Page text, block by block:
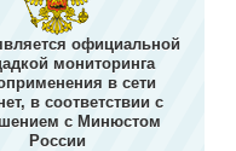
официальной
мониторинга
в сети
в соответствии с
с Минюстом
России